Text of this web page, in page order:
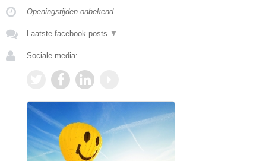
Openingstijden onbekend
Laatste facebook posts ▼
Sociale media: